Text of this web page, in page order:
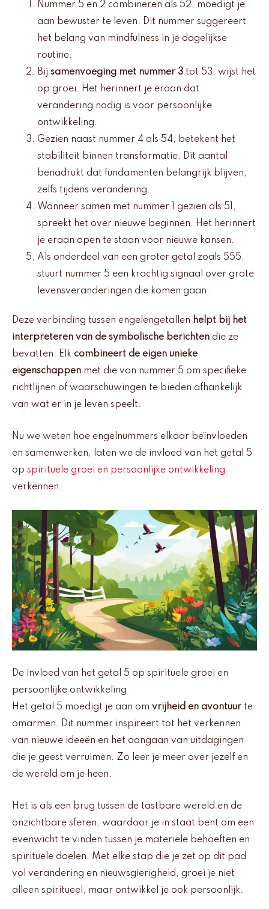
Nummer 5 en 2 combineren als 52, moedigt je
aan bewuster te leven. Dit nummer suggereert
het belang van mindfulness in je dagelijkse
routine.
Bij samenvoeging met nummer 3 tot 53, wijst het
op groei. Het herinnert je eraan dat
verandering nodig is voor persoonlijke
ontwikkeling.
Gezien naast nummer 4 als 54, betekent het
stabiliteit binnen transformatie. Dit aantal
benadrukt dat fundamenten belangrijk blijven,
zelfs tijdens verandering.
Wanneer samen met nummer 1 gezien als 51,
spreekt het over nieuwe beginnen. Het herinnert
je eraan open te staan voor nieuwe kansen.
Als onderdeel van een groter getal zoals 555,
stuurt nummer 5 een krachtig signaal over grote
levensveranderingen die komen gaan.
Deze verbinding tussen engelengetallen helpt bij het
interpreteren van de symbolische berichten die ze
bevatten. Elk combineert de eigen unieke
eigenschappen met die van nummer 5 om specifieke
richtlijnen of waarschuwingen te bieden afhankelijk
van wat er in je leven speelt.
Nu we weten hoe engelnummers elkaar beïnvloeden
en samenwerken, laten we de invloed van het getal 5
op spirituele groei en persoonlijke ontwikkeling
verkennen.
De invloed van het getal 5 op spirituele groei en
persoonlijke ontwikkeling
Het getal 5 moedigt je aan om vrijheid en avontuur te
omarmen. Dit nummer inspireert tot het verkennen
van nieuwe ideeën en het aangaan van uitdagingen
die je geest verruimen. Zo leer je meer over jezelf en
de wereld om je heen.
Het is als een brug tussen de tastbare wereld en de
onzichtbare sferen, waardoor je in staat bent om een
evenwicht te vinden tussen je materiële behoeften en
spirituele doelen. Met elke stap die je zet op dit pad
vol verandering en nieuwsgierigheid, groei je niet
alleen spiritueel, maar ontwikkel je ook persoonlijk.